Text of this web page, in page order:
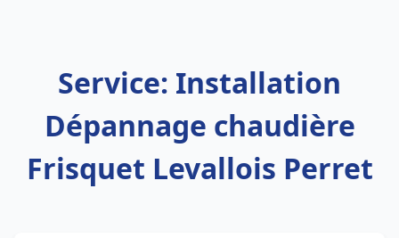
Service: Installation
Dépannage chaudière
Frisquet Levallois Perret